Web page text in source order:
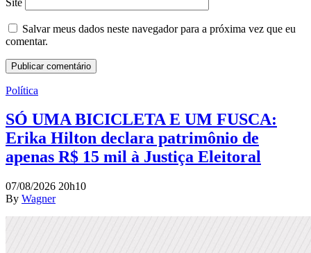
Salvar meus dados neste navegador para a próxima vez que eu
comentar.
Política
SÓ UMA BICICLETA E UM FUSCA:
Erika Hilton declara patrimônio de
apenas R$ 15 mil à Justiça Eleitoral
07/08/2026 20h10
By Wagner